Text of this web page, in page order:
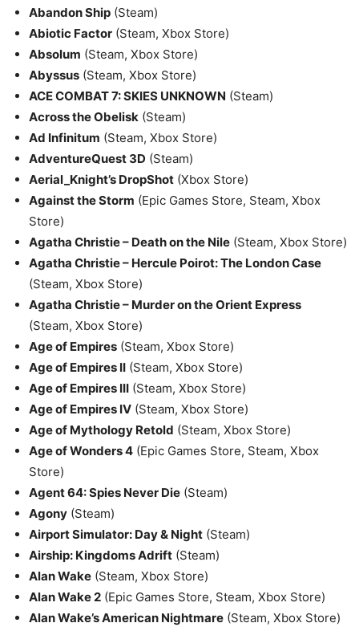
Abandon Ship (Steam)
Abiotic Factor (Steam, Xbox Store)
Absolum (Steam, Xbox Store)
Abyssus (Steam, Xbox Store)
ACE COMBAT 7: SKIES UNKNOWN (Steam)
Across the Obelisk (Steam)
Ad Infinitum (Steam, Xbox Store)
AdventureQuest 3D (Steam)
Aerial_Knight’s DropShot (Xbox Store)
Against the Storm (Epic Games Store, Steam, Xbox
Store)
Agatha Christie – Death on the Nile (Steam, Xbox Store)
Agatha Christie – Hercule Poirot: The London Case
(Steam, Xbox Store)
Agatha Christie – Murder on the Orient Express
(Steam, Xbox Store)
Age of Empires (Steam, Xbox Store)
Age of Empires II (Steam, Xbox Store)
Age of Empires III (Steam, Xbox Store)
Age of Empires IV (Steam, Xbox Store)
Age of Mythology Retold (Steam, Xbox Store)
Age of Wonders 4 (Epic Games Store, Steam, Xbox
Store)
Agent 64: Spies Never Die (Steam)
Agony (Steam)
Airport Simulator: Day & Night (Steam)
Airship: Kingdoms Adrift (Steam)
Alan Wake (Steam, Xbox Store)
Alan Wake 2 (Epic Games Store, Steam, Xbox Store)
Alan Wake’s American Nightmare (Steam, Xbox Store)